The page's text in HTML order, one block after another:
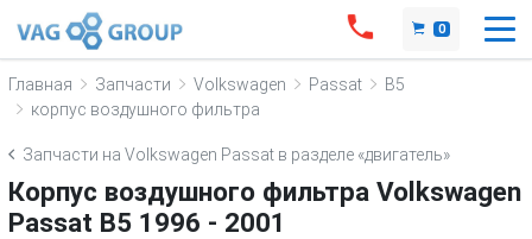
0
Главная Запчасти Volkswagen Passat
B5
корпус воздушного фильтра
Запчасти на Volkswagen Passat в разделе «двигатель»
Корпус воздушного фильтра Volkswagen
Passat B5 1996 - 2001